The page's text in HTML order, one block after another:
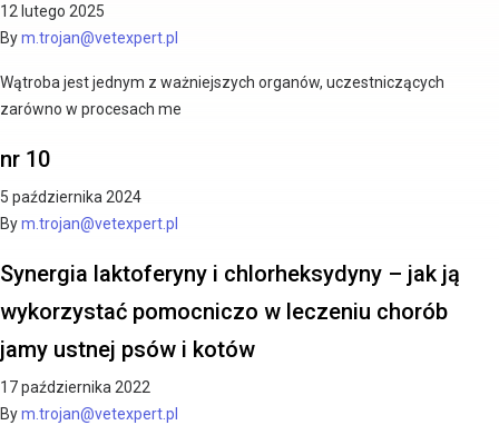
12 lutego 2025
Bym.trojan@vetexpert.pl
Wątroba jest jednym z ważniejszych organów, uczestniczących
zarówno w procesach me
nr 10
5 października 2024
Bym.trojan@vetexpert.pl
Synergia laktoferyny i chlorheksydyny – jak ją
wykorzystać pomocniczo w leczeniu chorób
jamy ustnej psów i kotów
17 października 2022
Bym.trojan@vetexpert.pl